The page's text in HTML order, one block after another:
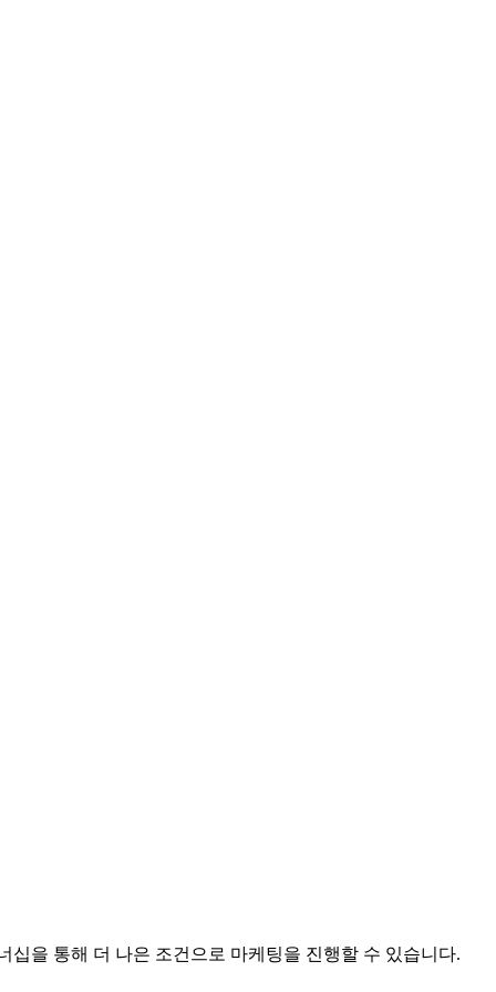
을 통해 더 나은 조건으로 마케팅을 진행할 수 있습니다.